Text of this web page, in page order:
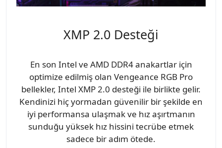
XMP 2.0 Desteği
En son Intel ve AMD DDR4 anakartlar için
optimize edilmiş olan Vengeance RGB Pro
bellekler, Intel XMP 2.0 desteği ile birlikte gelir.
Kendinizi hiç yormadan güvenilir bir şekilde en
iyi performansa ulaşmak ve hız aşırtmanın
sunduğu yüksek hız hissini tecrübe etmek
sadece bir adım ötede.